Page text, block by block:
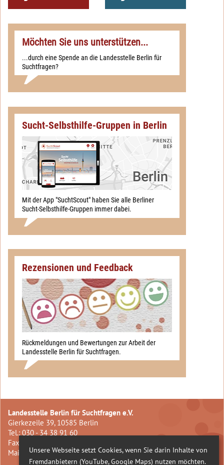
Möchten Sie uns unterstützen...
...durch eine Spende an die Landesstelle Berlin für
Suchtfragen?
Sucht-Selbsthilfe-Gruppen in Berlin
Mit der App "SuchtScout" haben Sie alle Berliner
Sucht-Selbsthilfe-Gruppen immer dabei.
Rezensionen und Feedback
Rückmeldungen und Bewertungen zur Arbeit der
Landesstelle Berlin für Suchtfragen.
Landesstelle Berlin für Suchtfragen e.V.
Gierkezeile 39, 10585 Berlin
Tel.: 030 - 34 38 91 60
Fax: 030 - 34 38 91 62
Mail:
info@landesstelle-berlin.de
Unsere Webseite setzt Cookies, wenn Sie darin Inhalte von
Fremdanbietern (YouTube, Google Maps) nutzen möchten.